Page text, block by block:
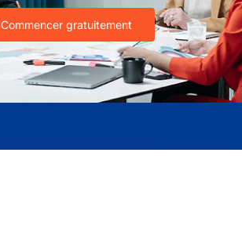
Commencer gratuitement